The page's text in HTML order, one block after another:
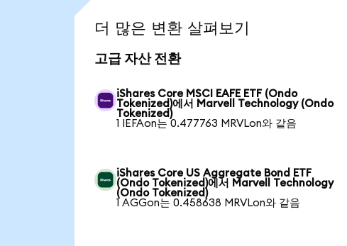
더 많은 변환 살펴보기
고급 자산 전환
iShares Core MSCI EAFE ETF (Ondo
Tokenized)에서 Marvell Technology (Ondo
Tokenized)
1 IEFAon는 0.477763 MRVLon와 같음
iShares Core US Aggregate Bond ETF
(Ondo Tokenized)에서 Marvell Technology
(Ondo Tokenized)
1 AGGon는 0.458638 MRVLon와 같음